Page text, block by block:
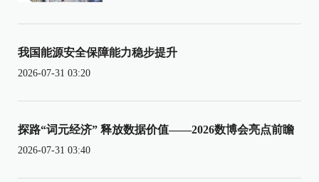
我国能源安全保障能力稳步提升
2026-07-31 03:20
探路“词元经济” 释放数据价值——2026数博会亮点前瞻
2026-07-31 03:40